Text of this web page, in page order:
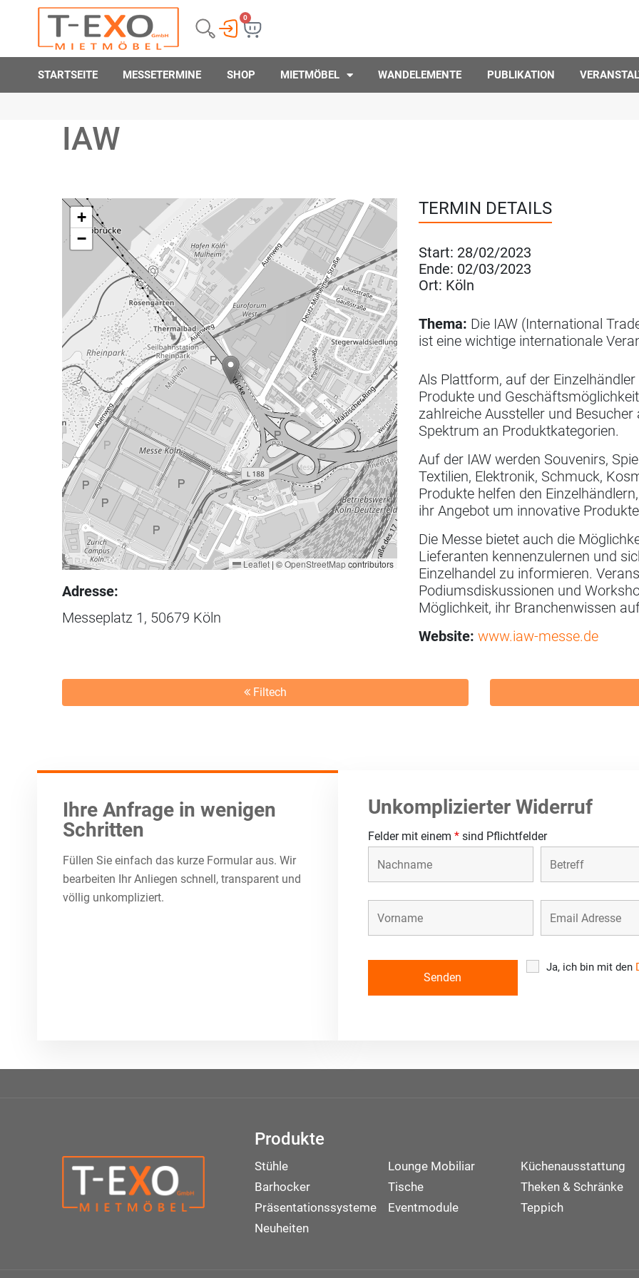
0
STARTSEITE MESSETERMINE SHOP MIETMÖBEL WANDELEMENTE PUBLIKATION
IAW
+
−
Leaflet | ©OpenStreetMapcontributors
Adresse:
Messeplatz 1, 50679 Köln
TERMIN DETAILS
Start: 28/02/2023
Ende: 02/03/2023
Ort: Köln
Thema: Die IAW (International
ist eine wichtige internationale
Als Plattform, auf der
Produkte und
zahlreiche Aussteller und
Spektrum an Produktkategorien.
Auf der IAW werden Souvenirs,
Textilien, Elektronik, Schmuck,
Produkte helfen den
ihr Angebot um innovative
Die Messe bietet auch die
Lieferanten kennenzulernen und
Einzelhandel zu informieren.
Podiumsdiskussionen und
Möglichkeit, ihr Branchenwissen
Website: www.iaw-messe.de
Filtech
Ihre Anfrage in wenigen
Schritten
Füllen Sie einfach das kurze Formular aus. Wir
bearbeiten Ihr Anliegen schnell, transparent und
völlig unkompliziert.
Unkomplizierter Widerruf
Felder mit einem *sind Pflichtfelder
Ja, ich bin mit den
Produkte
Stühle Lounge Mobiliar
Küchenausstattung
Barhocker
Tische
Theken & Schränke
Präsentationssysteme
Eventmodule
Teppich
Neuheiten